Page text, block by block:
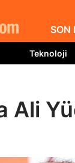
SON
Teknoloji
Ali